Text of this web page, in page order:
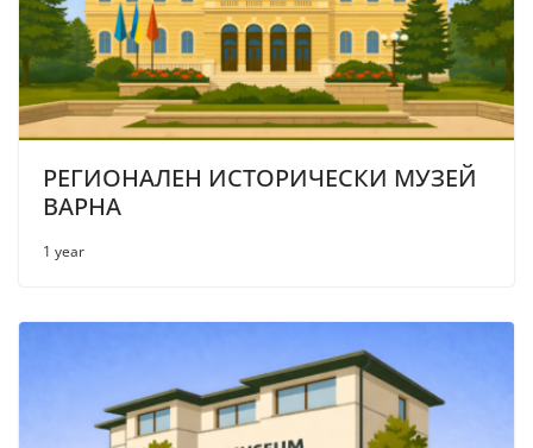
РЕГИОНАЛЕН ИСТОРИЧЕСКИ МУЗЕЙ
ВАРНА
1 year